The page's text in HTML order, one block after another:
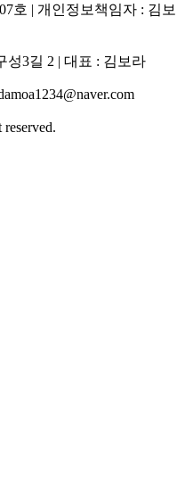
호 | 개인정보책임자 : 김보
성3길 2 | 대표 : 김보라